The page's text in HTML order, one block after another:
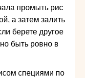
промыть рис
а затем залить
берете другое
быть ровно в
специями по